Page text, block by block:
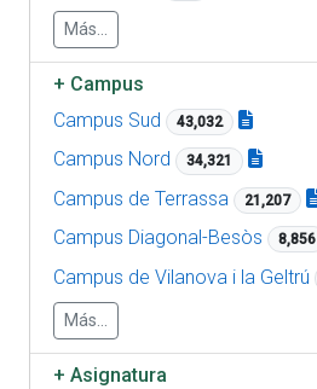
Más...
+ Campus
Campus Sud
43,032
Campus Nord 34,321
Campus de Terrassa 21,207
Campus Diagonal-Besòs 8,856
Campus de Vilanova i la Geltrú
Más...
+Asignatura